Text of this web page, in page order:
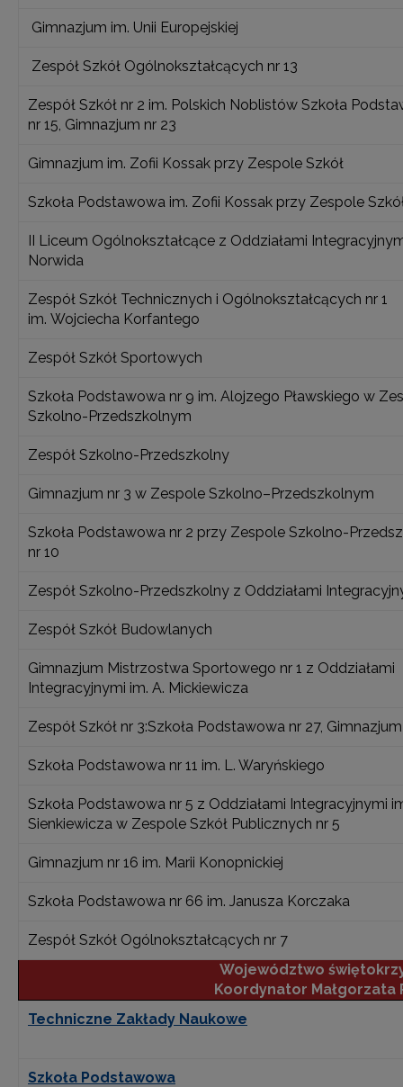
Gimnazjum im. Unii Europejskiej
Zespół Szkół Ogólnokształcących nr 13
Zespół Szkół nr 2 im. Polskich Noblistów Szkoła
nr 15, Gimnazjum nr 23
Gimnazjum im. Zofii Kossak przy Zespole Szkół
Szkoła Podstawowa im. Zofii Kossak przy Zespole
II Liceum Ogólnokształcące z Oddziałami
Norwida
Zespół Szkół Technicznych i Ogólnokształcących nr 1
im. Wojciecha Korfantego
Zespół Szkół Sportowych
Szkoła Podstawowa nr 9 im. Alojzego Pławskiego w
Szkolno-Przedszkolnym
Zespół Szkolno-Przedszkolny
Gimnazjum nr 3 w Zespole Szkolno–Przedszkolnym
Szkoła Podstawowa nr 2 przy Zespole Szkolno-
nr 10
Zespół Szkolno-Przedszkolny z Oddziałami
Zespół Szkół Budowlanych
Gimnazjum Mistrzostwa Sportowego nr 1 z Oddziałami
Integracyjnymi im. A. Mickiewicza
Zespół Szkół nr 3:Szkoła Podstawowa nr 27,
Szkoła Podstawowa nr 11 im. L. Waryńskiego
Szkoła Podstawowa nr 5 z Oddziałami Integracyjnymi
Sienkiewicza w Zespole Szkół Publicznych nr 5
Gimnazjum nr 16 im. Marii Konopnickiej
Szkoła Podstawowa nr 66 im. Janusza Korczaka
Zespół Szkół Ogólnokształcących nr 7
Województwo
Koordynator Małgorzata
Techniczne Zakłady Naukowe
Szkoła Podstawowa